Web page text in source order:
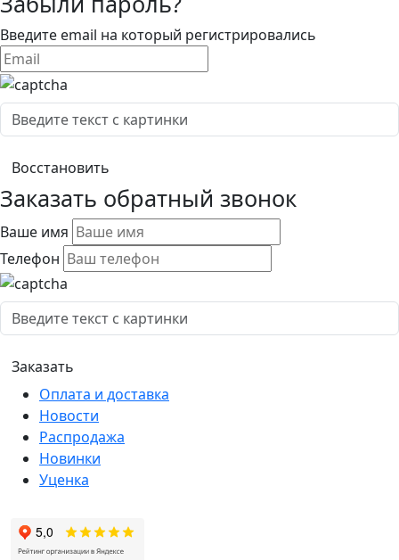
Введите email на который регистрировались
Заказать обратный звонок
Ваше имя
Телефон
Оплата и доставка
Новости
Распродажа
Новинки
Уценка